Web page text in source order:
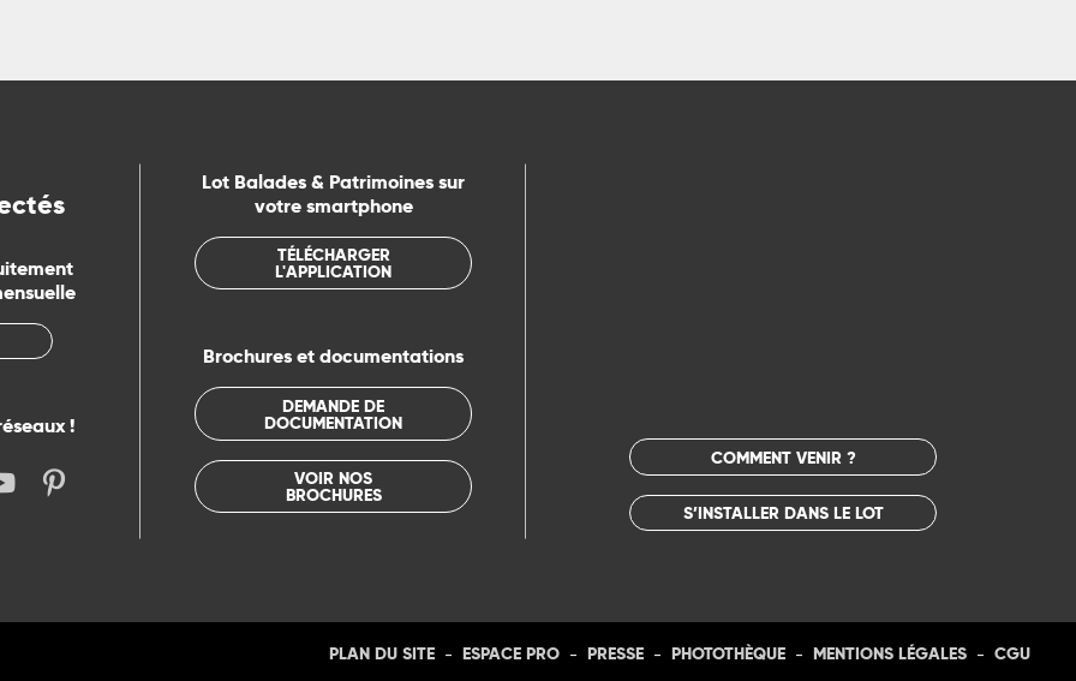
!
Lot Balades & Patrimoines sur
votre smartphone
TÉLÉCHARGER
L'APPLICATION
Brochures et documentations
DEMANDE DE
DOCUMENTATION
VOIR NOS
BROCHURES
COMMENT VENIR ?
S’INSTALLER DANS LE LOT
PLAN DU SITE - ESPACE PRO - PRESSE - PHOTOTHÈQUE - MENTIONS LÉGALES - CGU